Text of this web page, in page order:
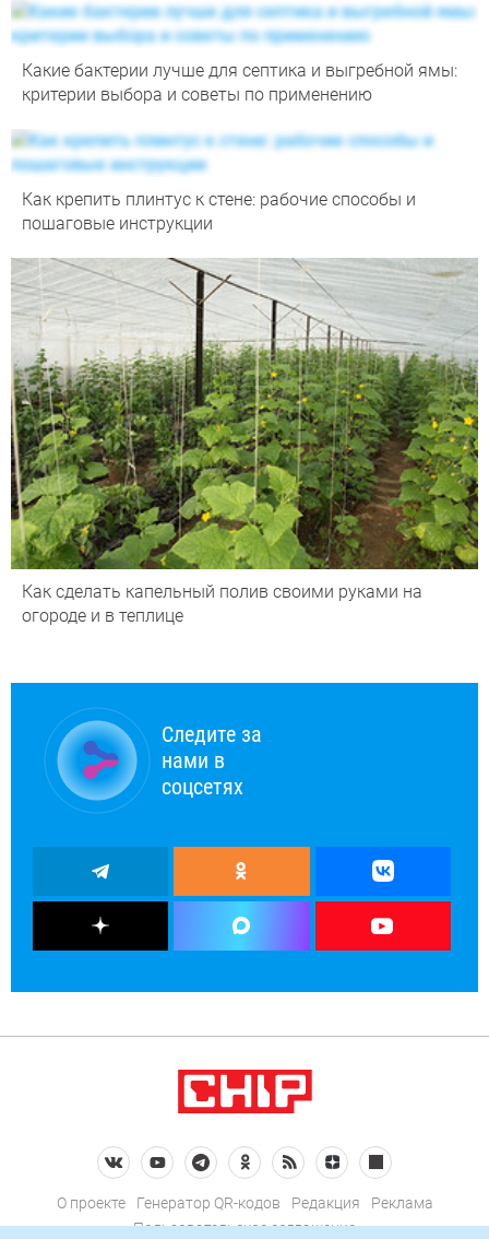
Какие бактерии лучше для септика и выгребной ямы:
критерии выбора и советы по применению
Как крепить плинтус к стене: рабочие способы и
пошаговые инструкции
Как сделать капельный полив своими руками на
огороде и в теплице
Следите за
нами в
соцсетях
О проекте Генератор QR-кодов Редакция
Реклама
Пользовательское соглашение